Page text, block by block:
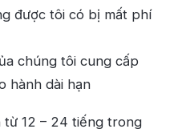
được tôi có bị mất phí
chúng tôi cung cấp
hành dài hạn
từ 12 – 24 tiếng trong